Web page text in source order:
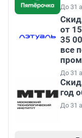
До 31
от
35
все
До 31
год
До 31